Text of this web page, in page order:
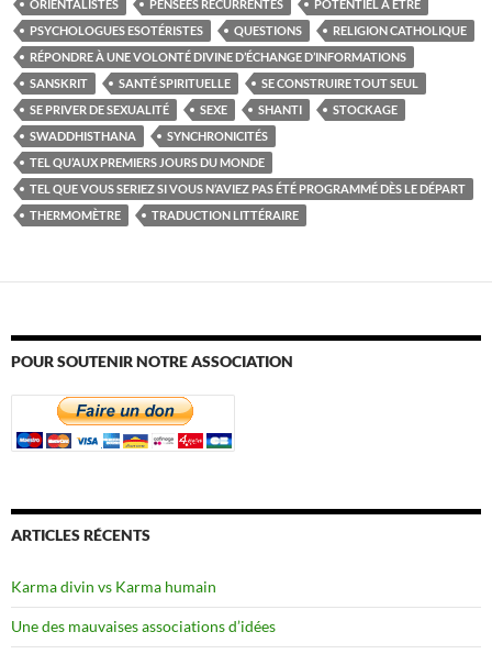
ORIENTALISTES PENSÉES RÉCURRENTES
POTENTIEL À ÊTRE
PSYCHOLOGUES ESOTÉRISTES
QUESTIONS
RELIGION CATHOLIQUE
RÉPONDRE À UNE VOLONTÉ DIVINE D’ÉCHANGE D’INFORMATIONS
SANSKRIT
SANTÉ SPIRITUELLE
SE CONSTRUIRE TOUT SEUL
SE PRIVER DE SEXUALITÉ
SEXE SHANTI
STOCKAGE
SWADDHISTHANA
SYNCHRONICITÉS
TEL QU’AUX PREMIERS JOURS DU MONDE
TEL QUE VOUS SERIEZ SI VOUS N’AVIEZ PAS ÉTÉ PROGRAMMÉ DÈS LE DÉPART
THERMOMÈTRE
TRADUCTION LITTÉRAIRE
POUR SOUTENIR NOTRE ASSOCIATION
ARTICLES RÉCENTS
Karma divin vs Karma humain
Une des mauvaises associations d’idées